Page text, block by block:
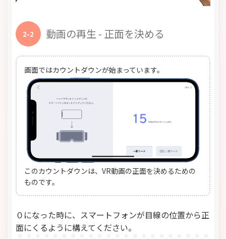
2-2 動画の再生 - 正面を決める
画面ではカウントダウンが始まっています。
このカウントダウンは、VR動画の正面を決めるための
ものです。
０になった時に、スマートフォンが目線の位置から正
面にくるように構えてください。